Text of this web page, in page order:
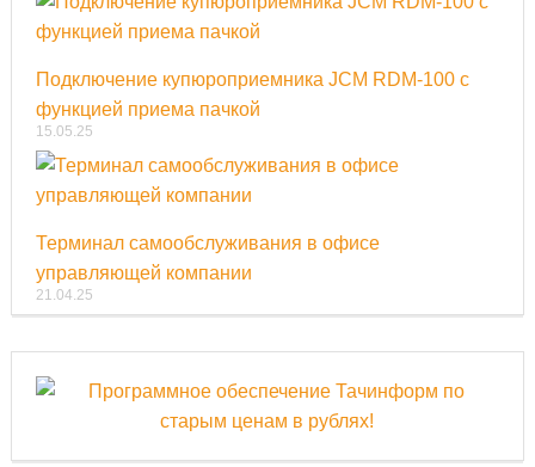
Подключение купюроприемника JCM RDM-100 с
функцией приема пачкой
15.05.25
Терминал самообслуживания в офисе
управляющей компании
21.04.25